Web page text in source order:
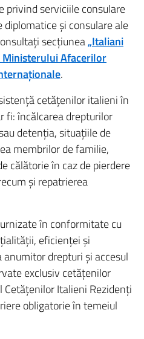
privind serviciile consulare
și consulare ale
secțiunea„Italiani
Afacerilor
.
cetățenilor italieni în
fi: încălcarea drepturilor
detenția, situațiile de
membrilor de familie,
călătorie în caz de pierdere
și repatrierea
în conformitate cu
eficienței și
drepturi și accesul
exclusiv cetățenilor
Italieni Rezidenți
obligatorie în temeiul